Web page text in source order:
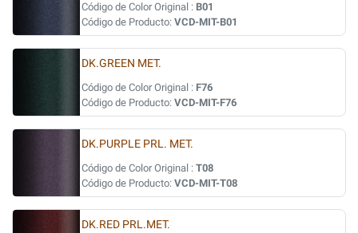
Código de Color Original : B01
Código de Producto: VCD-MIT-B01
DK.GREEN MET.
Código de Color Original : F76
Código de Producto: VCD-MIT-F76
DK.PURPLE PRL. MET.
Código de Color Original : T08
Código de Producto: VCD-MIT-T08
DK.RED PRL.MET.